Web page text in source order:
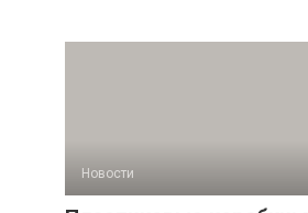
Новости